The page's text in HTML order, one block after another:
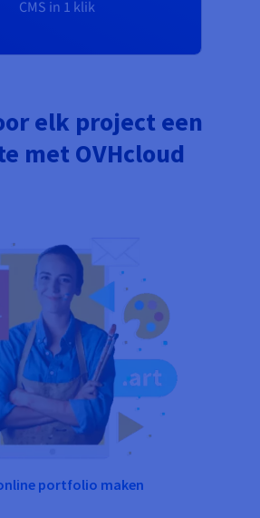
CMS in 1 klik
elk project een
met OVHcloud
portfolio maken